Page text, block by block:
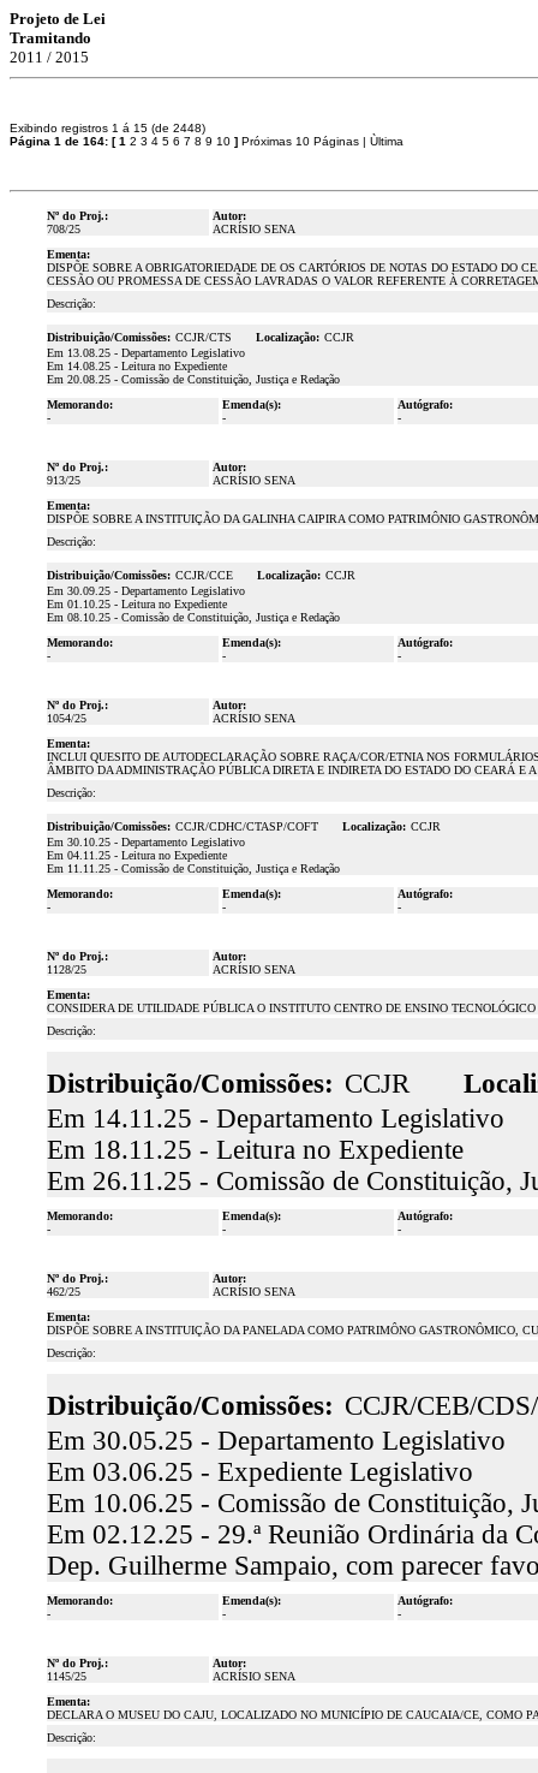
Projeto de Lei
Tramitando
2011 / 2015
Exibindo registros 1 á 15 (de 2448)
Página 1 de 164: [1 2 3 4 5 6 7 8 9 10 ] Próximas 10 Páginas | Ùltima
Nº do Proj.:
708/25
Autor:
ACRÍSIO SENA
Ementa:
DISPÕE SOBRE A OBRIGATORIEDADE DE OS CARTÓRIOS DE NOTAS DO ESTADO
CESSÃO OU PROMESSA DE CESSÃO LAVRADAS O VALOR REFERENTE À
Descrição:
Distribuição/Comissões: CCJR/CTS Localização: CCJR
Em 13.08.25 - Departamento Legislativo
Em 14.08.25 - Leitura no Expediente
Em 20.08.25 - Comissão de Constituição, Justiça e Redação
Memorando:
-
Emenda(s):
-
Autógrafo:
-
Nº do Proj.:
913/25
Autor:
ACRÍSIO SENA
Ementa:
DISPÕE SOBRE A INSTITUIÇÃO DA GALINHA CAIPIRA COMO PATRIMÔNIO
Descrição:
Distribuição/Comissões: CCJR/CCE Localização: CCJR
Em 30.09.25 - Departamento Legislativo
Em 01.10.25 - Leitura no Expediente
Em 08.10.25 - Comissão de Constituição, Justiça e Redação
Memorando:
-
Emenda(s):
-
Autógrafo:
-
Nº do Proj.:
1054/25
Autor:
ACRÍSIO SENA
Ementa:
INCLUI QUESITO DE AUTODECLARAÇÃO SOBRE RAÇA/COR/ETNIA NOS
ÂMBITO DA ADMINISTRAÇÃO PÚBLICA DIRETA E INDIRETA DO ESTADO DO CEARÁ E
Descrição:
Distribuição/Comissões: CCJR/CDHC/CTASP/COFT Localização: CCJR
Em 30.10.25 - Departamento Legislativo
Em 04.11.25 - Leitura no Expediente
Em 11.11.25 - Comissão de Constituição, Justiça e Redação
Memorando:
-
Emenda(s):
-
Autógrafo:
-
Nº do Proj.:
1128/25
Autor:
ACRÍSIO SENA
Ementa:
CONSIDERA DE UTILIDADE PÚBLICA O INSTITUTO CENTRO DE ENSINO
Descrição:
Distribuição/Comissões: CCJR
Em 14.11.25 - Departamento Legislativo
Em 18.11.25 - Leitura no Expediente
Em 26.11.25 - Comissão de Constituição,
Memorando:
-
Emenda(s):
-
Autógrafo:
-
Nº do Proj.:
462/25
Autor:
ACRÍSIO SENA
Ementa:
DISPÕE SOBRE A INSTITUIÇÃO DA PANELADA COMO PATRIMÔNO GASTRONÔMICO,
Descrição:
Distribuição/Comissões: CCJR/CEB/
Em 30.05.25 - Departamento Legislativo
Em 03.06.25 - Expediente Legislativo
Em 10.06.25 - Comissão de Constituição,
Em 02.12.25 - 29.ª Reunião Ordinária da
Dep. Guilherme Sampaio, com parecer
Memorando:
-
Emenda(s):
-
Autógrafo:
-
Nº do Proj.:
1145/25
Autor:
ACRÍSIO SENA
Ementa:
DECLARA O MUSEU DO CAJU, LOCALIZADO NO MUNICÍPIO DE CAUCAIA/CE, COMO
Descrição: